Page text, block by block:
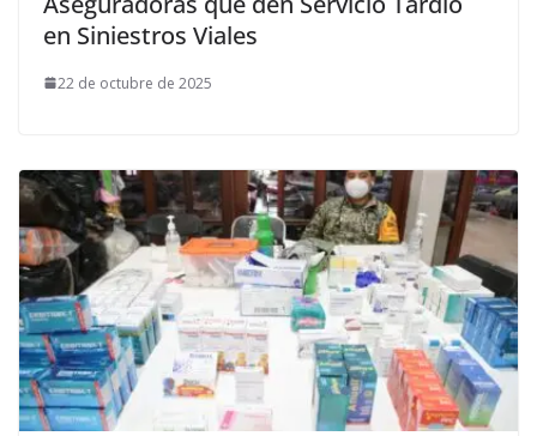
en Siniestros Viales
22 de octubre de 2025